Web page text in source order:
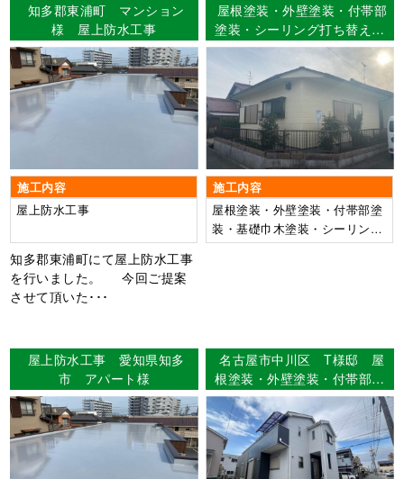
知多郡東浦町 マンション
様 屋上防水工事
施工内容
屋上防水工事
知多郡東浦町にて屋上防水工事
を行いました。 今回ご提案
させて頂いた･･･
屋根塗装・外壁塗装・付帯部
塗装・シーリング打ち替え工
事 津島市大慶寺町 Ｕ様
邸
施工内容
屋根塗装・外壁塗装・付帯部塗
装・基礎巾木塗装・シーリング
打ち替え工事
屋上防水工事 愛知県知多
市 アパート様
名古屋市中川区 T様邸 屋
根塗装・外壁塗装・付帯部塗
装・シーリング工事・ベラン
ダ防水工事 【使用塗料】屋
根：水性ヤネフレッシュSi
外壁：ウルトラSi